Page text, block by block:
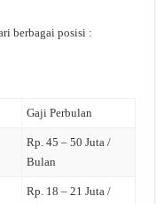
berbagai posisi :
Gaji Perbulan
Rp. 45 – 50 Juta /
Bulan
Rp. 18 – 21 Juta /